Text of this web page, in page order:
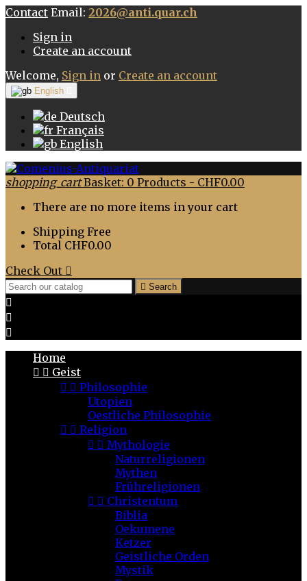
Contact Email: 2026@anti.quar.ch
Sign in
Create an account
Welcome, Sign in or Create an account
English
Deutsch
Français
English
shopping_cart Basket: 0 Products - CHF0.00
There are no more items in your cart
Shipping Free
Total CHF0.00
Check Out 
 Search



Home
  Geist
  Philosophie
Utopien
Oestliche Philosophie
  Religion
  Mythologie
Naturreligionen
Mythen
Frühreligionen
  Christentum
Biblia
Oekumene
Ketzer
Geistliche Orden
Mystik